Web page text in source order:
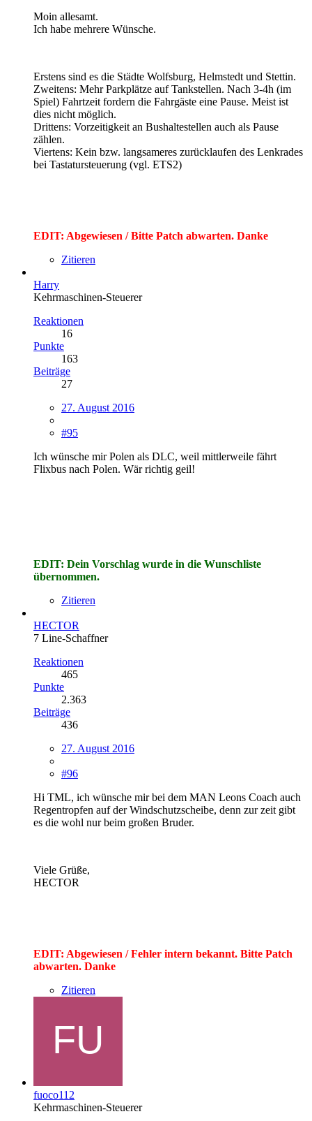
Moin allesamt.
Ich habe mehrere Wünsche.
Erstens sind es die Städte Wolfsburg, Helmstedt und Stettin.
Zweitens: Mehr Parkplätze auf Tankstellen. Nach 3-4h (im
Spiel) Fahrtzeit fordern die Fahrgäste eine Pause. Meist ist
dies nicht möglich.
Drittens: Vorzeitigkeit an Bushaltestellen auch als Pause
zählen.
Viertens: Kein bzw. langsameres zurücklaufen des Lenkrades
bei Tastatursteuerung (vgl. ETS2)
EDIT: Abgewiesen / Bitte Patch abwarten. Danke
Zitieren
Harry
Kehrmaschinen-Steuerer
Reaktionen
16
Punkte
163
Beiträge
27
27. August 2016
#95
Ich wünsche mir Polen als DLC, weil mittlerweile fährt
Flixbus nach Polen. Wär richtig geil!
EDIT: Dein Vorschlag wurde in die Wunschliste
übernommen.
Zitieren
HECTOR
7 Line-Schaffner
Reaktionen
465
Punkte
2.363
Beiträge
436
27. August 2016
#96
Hi TML, ich wünsche mir bei dem MAN Leons Coach auch
Regentropfen auf der Windschutzscheibe, denn zur zeit gibt
es die wohl nur beim großen Bruder.
Viele Grüße,
HECTOR
EDIT: Abgewiesen / Fehler intern bekannt. Bitte Patch
abwarten. Danke
Zitieren
fuoco112
Kehrmaschinen-Steuerer